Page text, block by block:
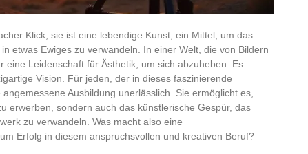
Klick; sie ist eine lebendige Kunst, ein Mittel, um das
etwas Ewiges zu verwandeln. In einer Welt, die von Bildern
eine Leidenschaft für Ästhetik, um sich abzuheben: Es
Vision. Für jeden, der in dieses faszinierende
Ausbildung unerlässlich. Sie ermöglicht es,
erwerben, sondern auch das künstlerische Gespür, das
zu verwandeln. Was macht also eine
Erfolg in diesem anspruchsvollen und kreativen Beruf?